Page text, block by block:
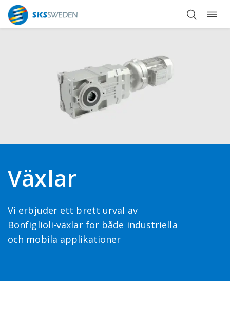
Hoppa
till
Växlar
Vi erbjuder ett brett urval av
Bonfiglioli-växlar för både industriella
och mobila applikationer